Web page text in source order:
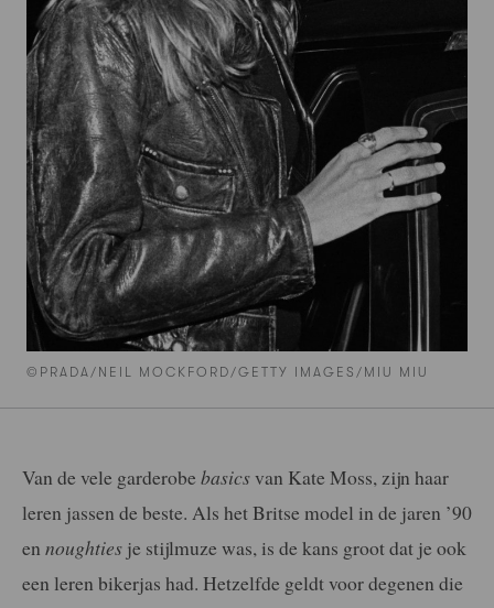
©PRADA/NEIL MOCKFORD/GETTY IMAGES/MIU MIU
Van de vele garderobe basicsvan Kate Moss, zijn haar
leren jassen de beste. Als het Britse model in de jaren ’90
en noughties je stijlmuze was, is de kans groot dat je ook
een leren bikerjas had. Hetzelfde geldt voor degenen die